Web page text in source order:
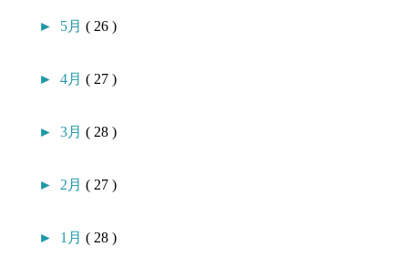
► 5月( 26 )
►4月( 27 )
►3月( 28 )
► 2月( 27 )
► 1月( 28 )